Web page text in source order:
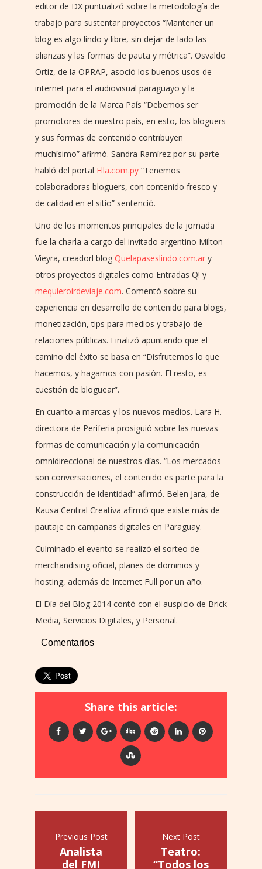
editor de DX puntualizó sobre la metodología de
trabajo para sustentar proyectos “Mantener un
blog es algo lindo y libre, sin dejar de lado las
alianzas y las formas de pauta y métrica”. Osvaldo
Ortiz, de la OPRAP, asoció los buenos usos de
internet para el audiovisual paraguayo y la
promoción de la Marca País “Debemos ser
promotores de nuestro país, en esto, los bloguers
y sus formas de contenido contribuyen
muchísimo” afirmó. Sandra Ramírez por su parte
habló del portal Ella.com.py “Tenemos
colaboradoras bloguers, con contenido fresco y
de calidad en el sitio” sentenció.
Uno de los momentos principales de la jornada
fue la charla a cargo del invitado argentino Milton
Vieyra, creadorl blog Quelapaseslindo.com.ar y
otros proyectos digitales como Entradas Q! y
mequieroirdeviaje.com. Comentó sobre su
experiencia en desarrollo de contenido para blogs,
monetización, tips para medios y trabajo de
relaciones públicas. Finalizó apuntando que el
camino del éxito se basa en “Disfrutemos lo que
hacemos, y hagamos con pasión. El resto, es
cuestión de bloguear”.
En cuanto a marcas y los nuevos medios. Lara H.
directora de Periferia prosiguió sobre las nuevas
formas de comunicación y la comunicación
omnidireccional de nuestros días. “Los mercados
son conversaciones, el contenido es parte para la
construcción de identidad” afirmó. Belen Jara, de
Kausa Central Creativa afirmó que existe más de
pautaje en campañas digitales en Paraguay.
Culminado el evento se realizó el sorteo de
merchandising oficial, planes de dominios y
hosting, además de Internet Full por un año.
El Día del Blog 2014 contó con el auspicio de Brick
Media, Servicios Digitales, y Personal.
Comentarios
Share this article:
Previous Post
Analista
del FMI
Next Post
Teatro:
“Todos los